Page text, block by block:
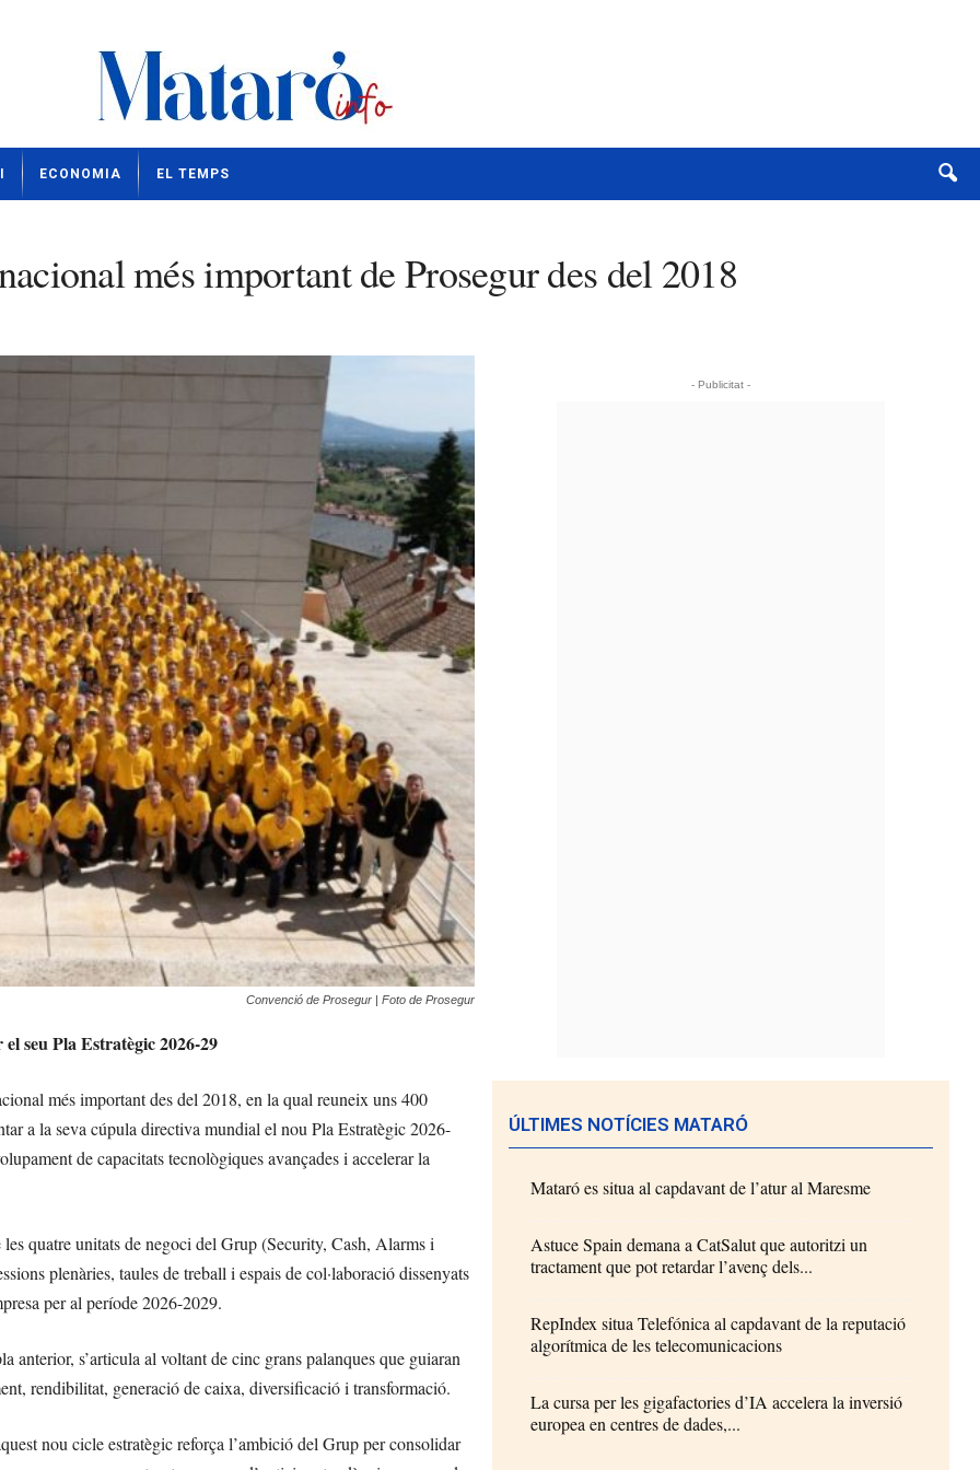
ECONOMIA EL TEMPS
més important de Prosegur des del 2018
Convenció de Prosegur | Foto de Prosegur
seu Pla Estratègic 2026-29
més important des del 2018, en la qual reuneix uns 400
a la seva cúpula directiva mundial el nou Pla Estratègic 2026-
de capacitats tecnològiques avançades i accelerar la
quatre unitats de negoci del Grup (Security, Cash, Alarms i
plenàries, taules de treball i espais de col·laboració dissenyats
per al període 2026-2029.
anterior, s’articula al voltant de cinc grans palanques que guiaran
rendibilitat, generació de caixa, diversificació i transformació.
nou cicle estratègic reforça l’ambició del Grup per consolidar
- Publicitat -
ÚLTIMES NOTÍCIES MATARÓ
Mataró es situa al capdavant de l’atur al Maresme
Astuce Spain demana a CatSalut que autoritzi un
tractament que pot retardar l’avenç dels...
RepIndex situa Telefónica al capdavant de la reputació
algorítmica de les telecomunicacions
La cursa per les gigafactories d’IA accelera la inversió
europea en centres de dades,...